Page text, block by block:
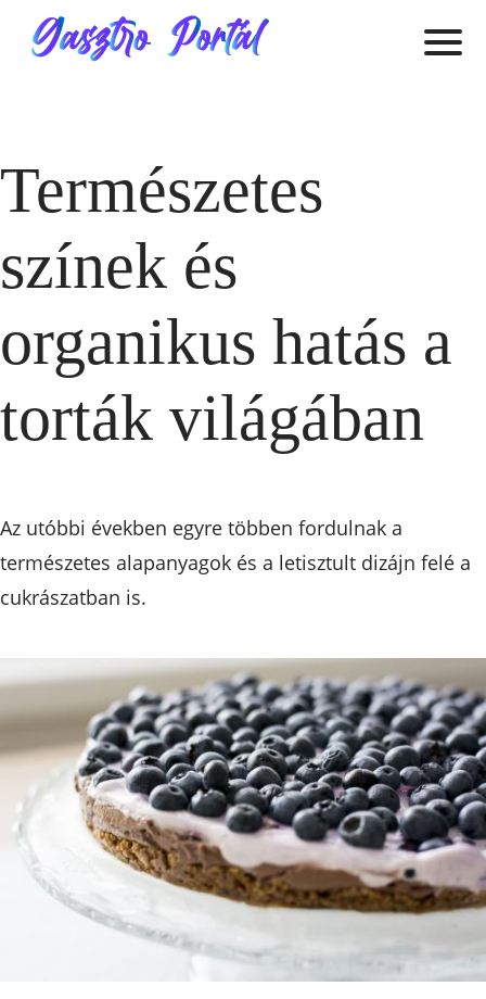
Természetes
színek és
organikus hatás a
torták világában
Az utóbbi években egyre többen fordulnak a
természetes alapanyagok és a letisztult dizájn felé a
cukrászatban is.